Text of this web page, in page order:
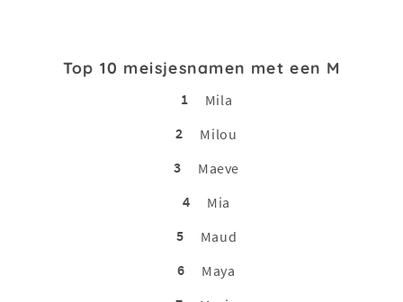
Top 10 meisjesnamen met een M
1
Mila
2
Milou
3
Maeve
4
Mia
5
Maud
6
Maya